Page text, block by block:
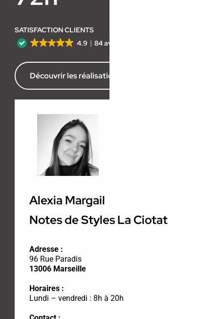
SATISFACTION CLIENTS
4.9
84 avis
Découvrir les réalisations de l’agence
Alexia Margail
Notes de Styles La Ciotat
Adresse :
96 Rue Paradis
13006 Marseille
Horaires :
Lundi – vendredi : 8h à 20h